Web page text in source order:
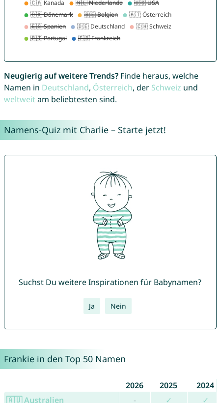
Neugierig auf weitere Trends?Finde heraus, welche
Namen in Deutschland, Österreich, der Schweiz und
weltweitam beliebtesten sind.
Namens-Quiz mit Charlie – Starte jetzt!
Suchst Du weitere Inspirationen für Babynamen?
Ja Nein
Frankie in den Top 50 Namen
2026 2025
2024
🇦🇺 Australien
- ✓ ✓